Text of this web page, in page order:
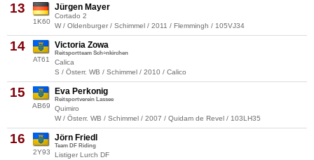
13
1K60
Jürgen Mayer
Cortado 2
W / Oldenburger / Schimmel / 2011 / Flemmingh / 105VJ34
14
AT61
Victoria Zowa
Reitsportteam Sch÷nkirchen
Calica
S / Österr. WB / Schimmel / 2010 / Calico
15
AB69
Eva Perkonig
Reitsportverein Lassee
Quimiro
W / Österr. WB / Schimmel / 2007 / Quidam de Revel / 103LH35
16
2Y93
Jörn Friedl
Team DF Riding
Listiger Lurch DF